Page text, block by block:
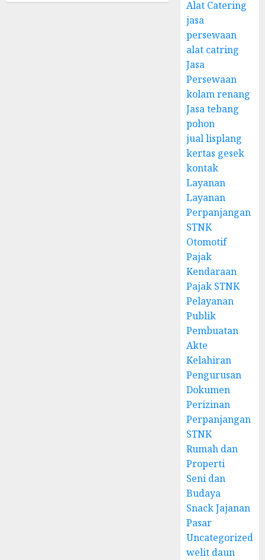
Alat Catering
jasa
persewaan
alat catring
Jasa
Persewaan
kolam renang
Jasa tebang
pohon
jual lisplang
kertas gesek
kontak
Layanan
Layanan
Perpanjangan
STNK
Otomotif
Pajak
Kendaraan
Pajak STNK
Pelayanan
Publik
Pembuatan
Akte
Kelahiran
Pengurusan
Dokumen
Perizinan
Perpanjangan
STNK
Rumah dan
Properti
Seni dan
Budaya
Snack Jajanan
Pasar
Uncategorized
welit daun